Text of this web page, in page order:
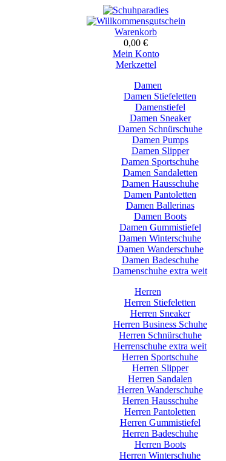
Warenkorb
0,00 €
Mein Konto
Merkzettel
Damen
Damen Stiefeletten
Damenstiefel
Damen Sneaker
Damen Schnürschuhe
Damen Pumps
Damen Slipper
Damen Sportschuhe
Damen Sandaletten
Damen Hausschuhe
Damen Pantoletten
Damen Ballerinas
Damen Boots
Damen Gummistiefel
Damen Winterschuhe
Damen Wanderschuhe
Damen Badeschuhe
Damenschuhe extra weit
Herren
Herren Stiefeletten
Herren Sneaker
Herren Business Schuhe
Herren Schnürschuhe
Herrenschuhe extra weit
Herren Sportschuhe
Herren Slipper
Herren Sandalen
Herren Wanderschuhe
Herren Hausschuhe
Herren Pantoletten
Herren Gummistiefel
Herren Badeschuhe
Herren Boots
Herren Winterschuhe